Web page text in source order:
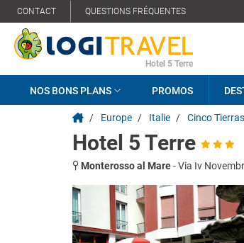
CONTACT QUESTIONS FRÉQUENTES
Hotel 5 Terre
NOS BONS PLANS PROMOS
/ Europe / Italie / Cinco Tierras
Hotel 5 Terre
Monterosso al Mare-Via Iv